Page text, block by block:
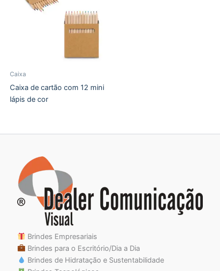
Caixa
Caixa de cartão com 12 mini
lápis de cor
Brindes Empresariais
Brindes para o Escritório/Dia a Dia
Brindes de Hidratação e Sustentabilidade